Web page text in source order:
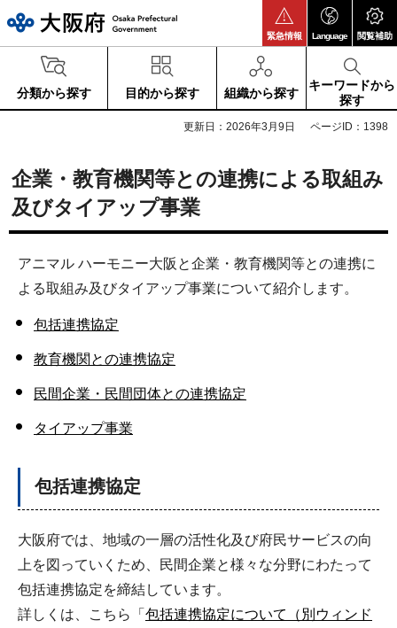
緊急情報 Language 閲覧補助
分類から探す 目的から探す 組織から探す
キーワードから
探す
更新日：2026年3月9日 ページID：1398
企業・教育機関等との連携による取組み
及びタイアップ事業
アニマル ハーモニー大阪と企業・教育機関等との連携に
よる取組み及びタイアップ事業について紹介します。
包括連携協定
教育機関との連携協定
民間企業・ 民間団体との連携協定
タイアップ事業
包括連携協定
大阪府では、地域の一層の活性化及び府民サービスの向
上を図っていくため、民間企業と様々な分野にわたって
包括連携協定を締結しています。
詳しくは、こちら「 包括連携協定について（別ウィンド